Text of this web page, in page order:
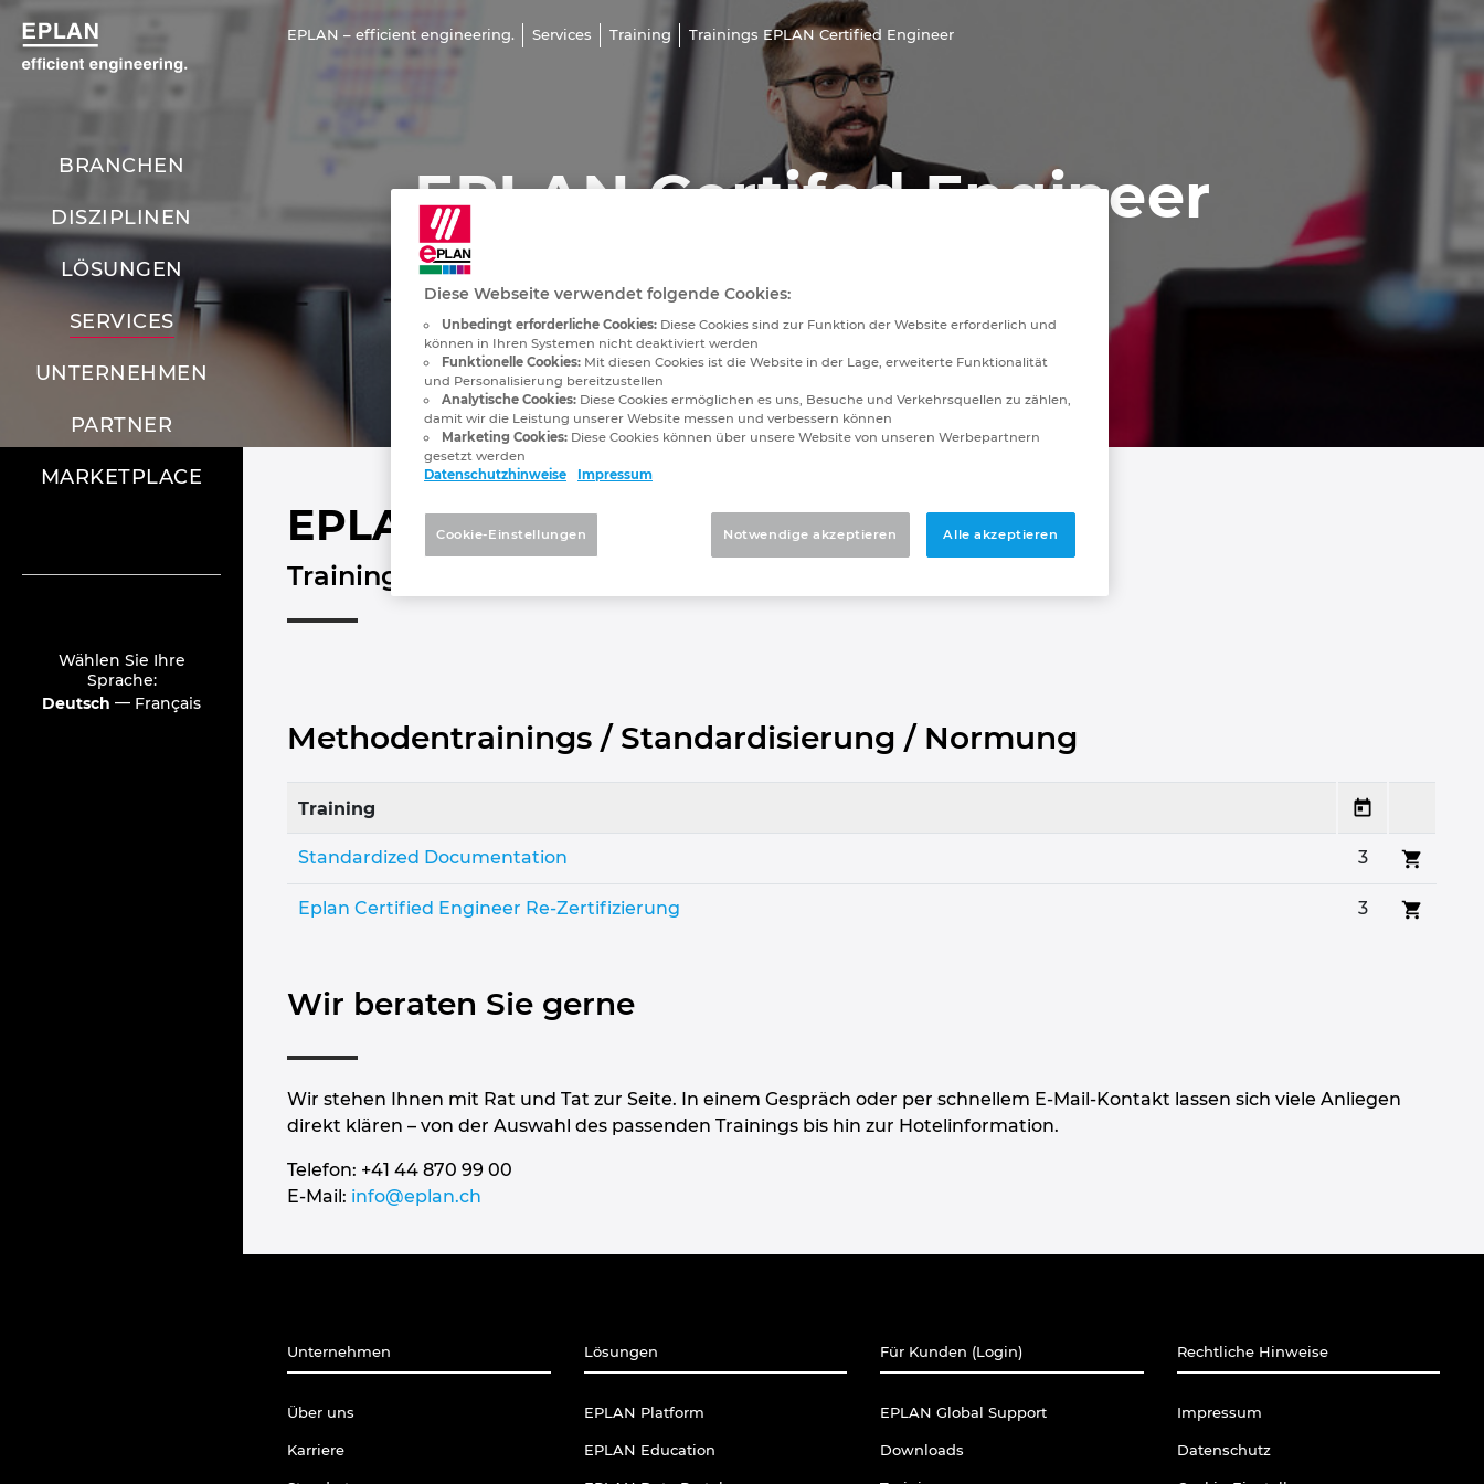
EPLAN – efficient engineering. Services Training Trainings EPLAN Certified Engineer
BRANCHEN
DISZIPLINEN
LÖSUNGEN
SERVICES
UNTERNEHMEN
PARTNER
MARKETPLACE
Wählen Sie Ihre
Sprache:
Deutsch — Français
EPLAN Certifed Engineer
Trainingsübersicht
EPLAN Certifed Engineer
Trainingsübersicht
Methodentrainings / Standardisierung / Normung
Training
Standardized Documentation 3
Eplan Certified Engineer Re-Zertifizierung 3
Wir beraten Sie gerne
Wir stehen Ihnen mit Rat und Tat zur Seite. In einem Gespräch oder per schnellem E-Mail-Kontakt lassen sich viele Anliegen
direkt klären – von der Auswahl des passenden Trainings bis hin zur Hotelinformation.
Telefon: +41 44 870 99 00
E-Mail: info@eplan.ch
Unternehmen
Über uns
Karriere
Lösungen
EPLAN Platform
EPLAN Education
Für Kunden (Login)
EPLAN Global Support
Downloads
Rechtliche Hinweise
Impressum
Datenschutz
Diese Webseite verwendet folgende Cookies:
Unbedingt erforderliche Cookies: Diese Cookies sind zur Funktion der Website erforderlich und
können in Ihren Systemen nicht deaktiviert werden
Funktionelle Cookies: Mit diesen Cookies ist die Website in der Lage, erweiterte Funktionalität
und Personalisierung bereitzustellen
Analytische Cookies: Diese Cookies ermöglichen es uns, Besuche und Verkehrsquellen zu zählen,
damit wir die Leistung unserer Website messen und verbessern können
Marketing Cookies: Diese Cookies können über unsere Website von unseren Werbepartnern
gesetzt werden
Datenschutzhinweise
Impressum
Notwendige akzeptieren Alle akzeptieren
Cookie-Einstellungen